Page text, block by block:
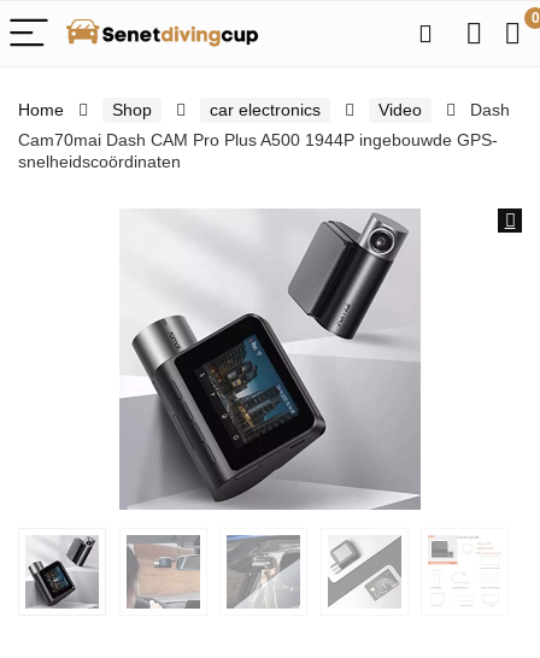
0
Home Shop car electronics Video
Dash
Cam70mai Dash CAM Pro Plus A500 1944P ingebouwde GPS-
snelheidscoördinaten